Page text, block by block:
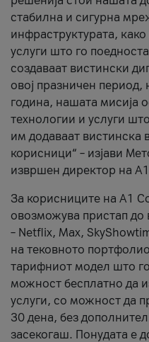
стабилна и сигурна
инфраструктурата,
услуги што го
создаваат вистински
овој празничен период,
година, нашата мисија
технологии и услуги
им додаваат вистинска
корисници“ – изјави
извршен директор на
За корисниците на A1
овозможува пристап до
– Netflix, Max,
на тековното
тарифниот модел што
можност бесплатно да
услуги, со можност да
30 дена, без
засекогаш. Понудата е